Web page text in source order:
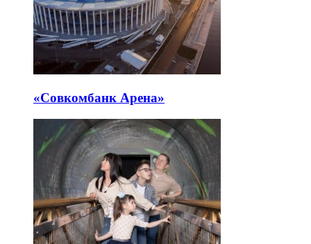
«Совкомбанк Арена⁠»